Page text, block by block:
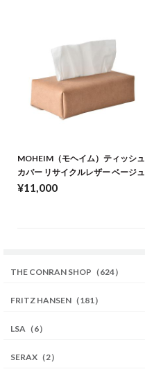
MOHEIM（モヘイム）ティッシュ
カバー リサイクルレザー ベージュ
¥11,000
THE CONRAN SHOP（624）
FRITZ HANSEN（181）
LSA（6）
SERAX（2）